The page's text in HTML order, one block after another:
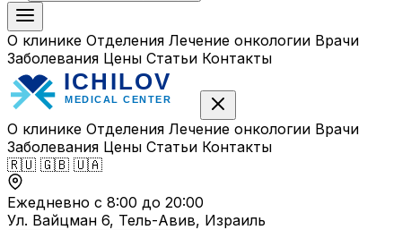
О клинике Отделения Лечение онкологии Врачи
Заболевания Цены Статьи Контакты
О клинике Отделения Лечение онкологии Врачи
Заболевания Цены Статьи Контакты
🇷🇺 🇬🇧 🇺🇦
Ежедневно с 8:00 до 20:00
Ул. Вайцман 6, Тель-Авив, Израиль